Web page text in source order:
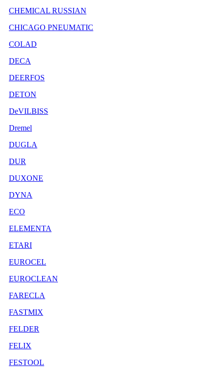
CHEMICAL RUSSIAN
CHICAGO PNEUMATIC
COLAD
DECA
DEERFOS
DETON
DeVILBISS
Dremel
DUGLA
DUR
DUXONE
DYNA
ECO
ELEMENTA
ETARI
EUROCEL
EUROCLEAN
FARECLA
FASTMIX
FELDER
FELIX
FESTOOL